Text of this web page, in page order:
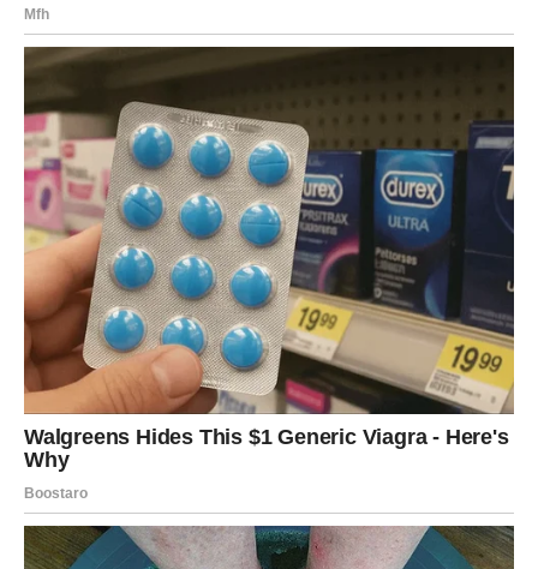
Jarac
Jarčevima dan donosi sigurnost i emotivni mir. Partner će
vam pokazati koliko mu je stalo do vas, a zajednički
planovi dodatno će učvrstiti vašu vezu.
Slobodni Jarčevi mogli bi upoznati osobu koja deli
njihove životne vrednosti.
Vodolija
Vodolije očekuje jedan od najlepših ljubavnih dana u
poslednje vreme. Neočekivani susret, iskrena poruka ili
razgovor sa osobom koja vam se dopada mogli bi
probuditi emocije koje će vas pratiti još dugo. Ako ste